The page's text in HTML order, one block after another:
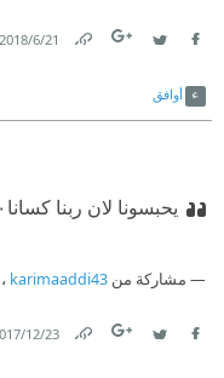
21‏/6‏/2018
أوافق
يحبسونا لان ربنا كسانا٠
مشاركة من karimaaddi43
23‏/12‏/2017